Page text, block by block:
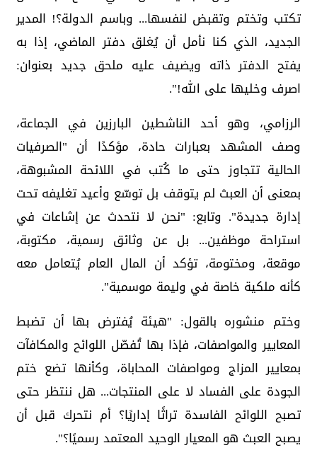
تكتب وتختم وتقبض لنفسها... وباسم الدولة؟! المدير
الجديد، الذي كنا نأمل أن يُغلق دفتر الماضي، إذا به
يفتح الدفتر ذاته ويضيف عليه ملحق جديد بعنوان:
اصرف وخليها على الله!".
الرزامي، وهو أحد الناشطين البارزين في الجماعة،
وصف المشهد بعبارات حادة، مؤكدًا أن "الصرفيات
الحالية تتجاوز حتى ما كُتب في اللائحة المشبوهة،
بمعنى أن العبث لم يتوقف بل توسّع وأعيد تغليفه تحت
إدارة جديدة". وتابع: "نحن لا نتحدث عن إشاعات في
استراحة موظفين... بل عن وثائق رسمية، مكتوبة،
موقعة، ومختومة، تؤكد أن المال العام يُتعامل معه
كأنه ملكية خاصة في وليمة موسمية".
وختم منشوره بالقول: "هيئة يُفترض بها أن تضبط
المعايير والمواصفات، فإذا بها تُفصّل اللوائح والمكافآت
بمعايير المزاج ومواصفات المحاباة، وكأنها تضع ختم
الجودة على الفساد لا على المنتجات... هل ننتظر حتى
تصبح اللوائح الفاسدة تراثًا إداريًا؟ أم نتحرك قبل أن
يصبح العبث هو المعيار الوحيد المعتمد رسميًا؟".